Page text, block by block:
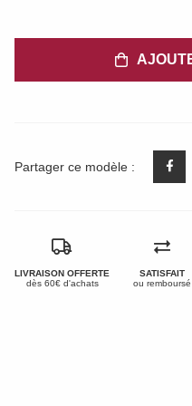
Partager ce modèle :
LIVRAISON OFFERTE
dès 60€ d'achats
SATISFAIT
ou remboursé